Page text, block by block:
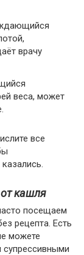
врачу
веса, может
все
кашля
посещаем
рецепта. Есть
можете